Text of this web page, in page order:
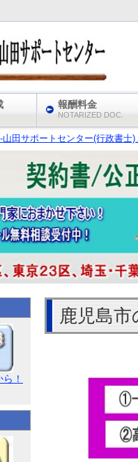
山田サポートセンター(行政書士)
鹿児島市
！
報酬料金
NOTARIZED DOC.